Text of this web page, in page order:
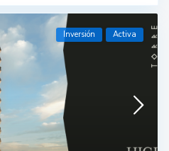
Inversión Activa